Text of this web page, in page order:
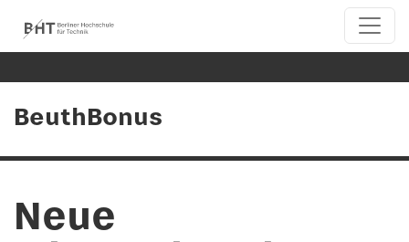
BeuthBonus
Neue